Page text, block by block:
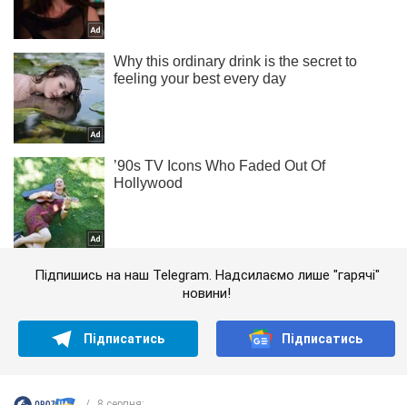
Підпишись на наш Telegram. Надсилаємо лише "гарячі"
новини!
Підписатись Підписатись